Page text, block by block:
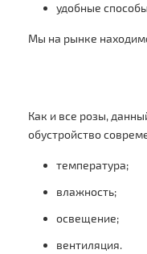
удобные
Мы на рынке
Как и все розы,
обустройство
температура;
влажность;
освещение;
вентиляция.